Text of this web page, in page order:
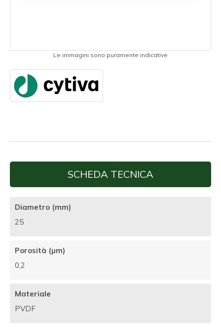
Le immagini sono puramente indicative
SCHEDA TECNICA
Diametro (mm)
25
Porosità (µm)
0,2
Materiale
PVDF